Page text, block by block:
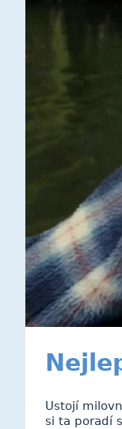
Ustojí
si ta poradí